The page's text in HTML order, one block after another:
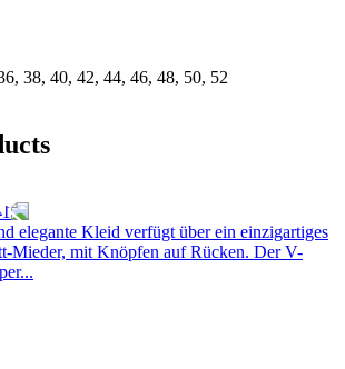
38, 40, 42, 44, 46, 48, 50, 52
elegante Kleid verfügt über ein einzigartiges
Mieder, mit Knöpfen auf Rücken. Der V-